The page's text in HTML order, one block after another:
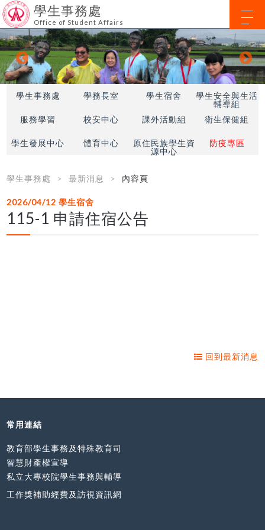
學生事務處
Office of Student Affairs
學生事務處 學務長室 學生宿舍
學生安全與生活
輔導組
服務學習
校安中心 課外活動組 衛生保健組
學生發展中心 體育中心
原住民族學生資
源中心
防疫專區
學生事務處 最新消息 內容頁
2026/04/12學生宿舍
115-1 申請住宿公告
回到最新消息
常用連結
教育部學生事務及特殊教育司
智慧財產權宣導
私立大專校院學生事務與輔導
工作獎補助經費及訪視資訊網